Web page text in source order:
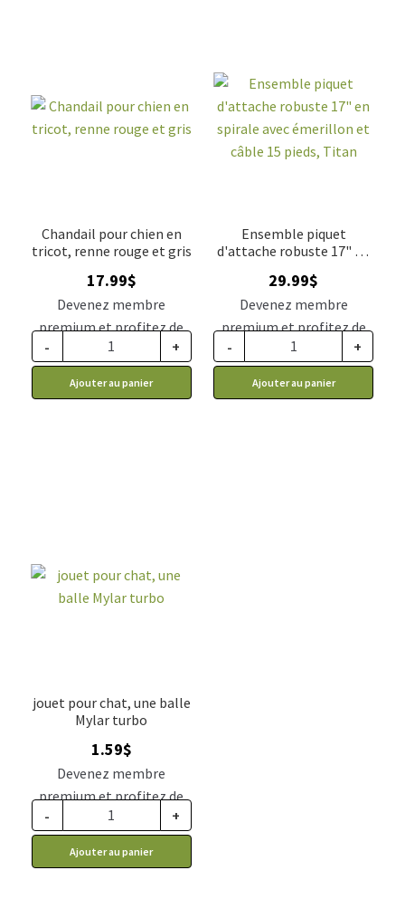
Chandail pour chien en
tricot, renne rouge et gris
17.99$
Devenez membre
premium et profitez de
ce prix rabais : 14.84$ CA
- +
Ajouter au panier
Ensemble piquet
d'attache robuste 17" en
câble 15 pieds, Titan
29.99$
Devenez membre
premium et profitez de
ce prix rabais : 24.74$ CA
- +
Ajouter au panier
jouet pour chat, une balle
Mylar turbo
1.59$
Devenez membre
premium et profitez de
ce prix rabais : 1.31$ CA
- +
Ajouter au panier